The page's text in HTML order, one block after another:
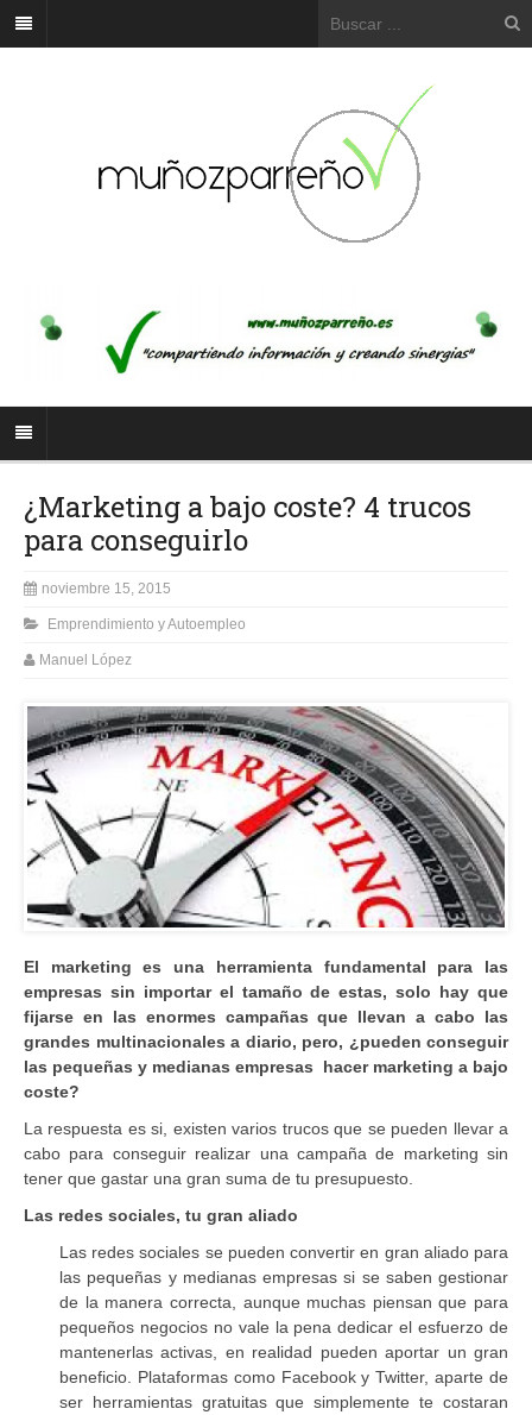
¿Marketing a bajo coste? 4 trucos
para conseguirlo
noviembre 15, 2015
Emprendimiento y Autoempleo
Manuel López
El marketing es una herramienta fundamental para las
empresas sin importar el tamaño de estas, solo hay que
fijarse en las enormes campañas que llevan a cabo las
grandes multinacionales a diario, pero, ¿pueden conseguir
las pequeñas y medianas empresas hacer marketing a bajo
coste?
La respuesta es si, existen varios trucos que se pueden llevar a
cabo para conseguir realizar una campaña de marketing sin
tener que gastar una gran suma de tu presupuesto.
Las redes sociales, tu gran aliado
Las redes sociales se pueden convertir en gran aliado para
las pequeñas y medianas empresas si se saben gestionar
de la manera correcta, aunque muchas piensan que para
pequeños negocios no vale la pena dedicar el esfuerzo de
mantenerlas activas, en realidad pueden aportar un gran
beneficio. Plataformas como Facebook y Twitter, aparte de
ser herramientas gratuitas que simplemente te costaran